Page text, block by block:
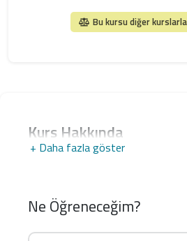
+ Daha fazla göster
Kurs Hakkında
Ne Öğreneceğim?
Bu kursu diğer kurslarla